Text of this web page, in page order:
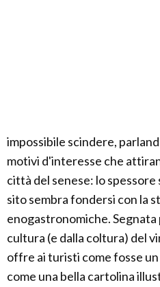
impossibile scindere,
motivi d'interesse che
città del senese: lo
sito sembra fondersi con la
enogastronomiche.
cultura (e dalla coltura) del
offre ai turisti come fosse
come una bella cartolina